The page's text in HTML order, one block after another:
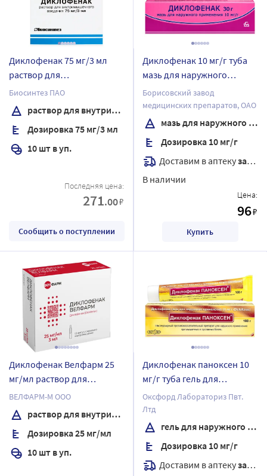
Диклофенак 75 мг/3 мл
раствор для
внутримышечного
введения 3 мл ампулы 10
шт.
Биосинтез ПАО
раствор для внутримышечного введения
Дозировка 75 мг/3 мл
10 шт в уп.
Последняя цена:
271.00₽
Сообщить о поступлении
Диклофенак 10 мг/г туба
мазь для наружного
применения 30 гр
Борисовский завод
медицинских препаратов, ОАО
мазь для наружного применения
Дозировка 10 мг/г
Доставим в аптекузавтра
В наличии
Цена:
96₽
Купить
Диклофенак Велфарм 25
мг/мл раствор для
внутримышечного
введения 3 мл ампулы 10
шт.
ВЕЛФАРМ-М ООО
раствор для внутримышечного введения
Дозировка 25 мг/мл
10 шт в уп.
Диклофенак паноксен 10
мг/г туба гель для
наружного применения
100 гр
Оксфорд Лабораториз Пвт.
Лтд
гель для наружного применения
Дозировка 10 мг/г
Доставим в аптекузавтра